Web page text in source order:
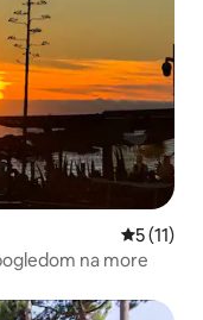
5 (11)
na more